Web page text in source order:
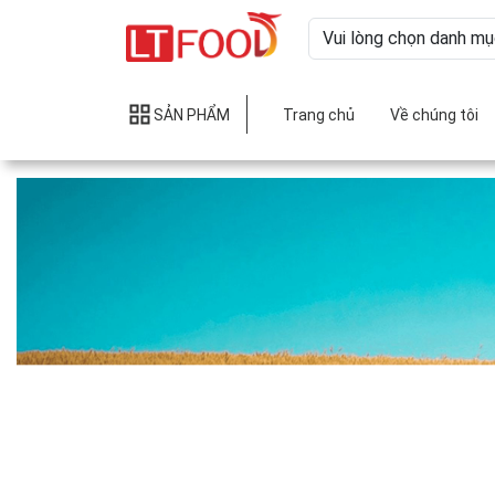
SẢN PHẨM Trang chủ Về chúng tôi